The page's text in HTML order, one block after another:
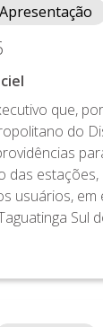
Apresentação
que,
do
das estações,
usuários, em
Sul